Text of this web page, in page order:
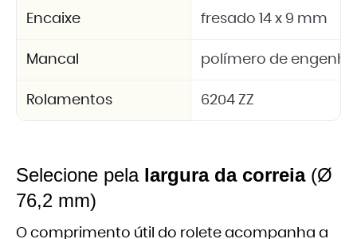
Encaixe fresado 14 x 9 mm
Mancal polímero de
Rolamentos 6204 ZZ
Selecione pela largura da correia(Ø
76,2 mm)
O comprimento útil do rolete acompanha a